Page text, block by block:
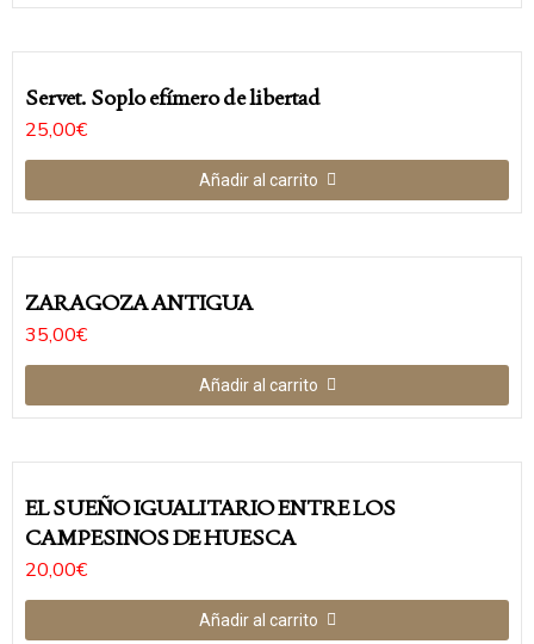
Servet. Soplo efí­mero de libertad
25,00€
Añadir al carrito
ZARAGOZA ANTIGUA
35,00€
Añadir al carrito
EL SUEÑO IGUALITARIO ENTRE LOS
CAMPESINOS DE HUESCA
20,00€
Añadir al carrito